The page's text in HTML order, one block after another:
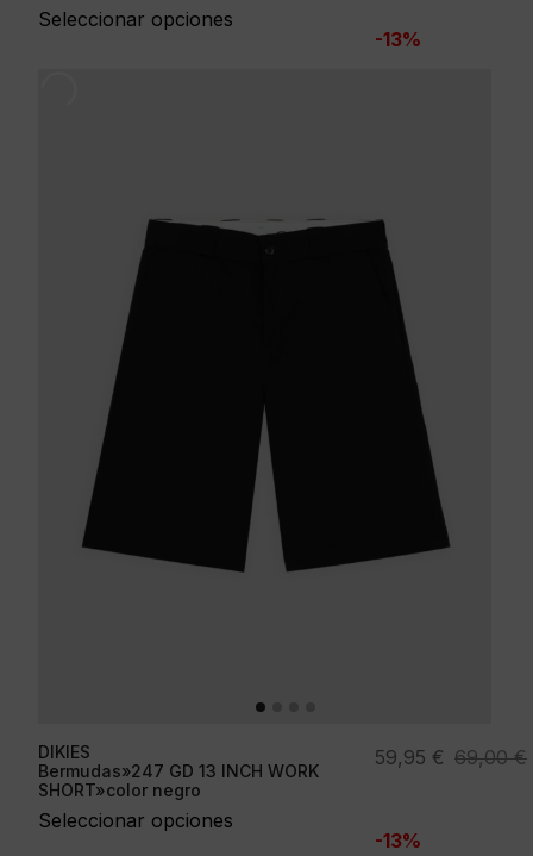
Seleccionar opciones
era:
es:
-13%
DIKIES
Bermudas»247 GD 13 INCH WORK
SHORT»color negro
Seleccionar opciones
69,00€
El
era:
59,95 €
El
es:
-13%